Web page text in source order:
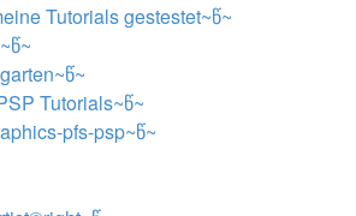
Tutorials gestestet~წ~
Tutorials~წ~
pfs-psp~წ~